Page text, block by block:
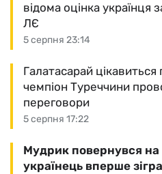
5 серпня 23:14
відома оцінка українця
ЛЄ
5 серпня 17:22
Галатасарай цікавиться
чемпіон Туреччини
переговори
Мудрик повернувся на
українець вперше